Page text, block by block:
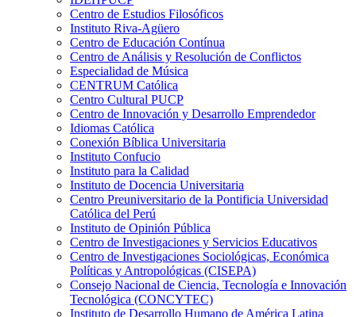
Centro de Estudios Filosóficos
Instituto Riva-Agüero
Centro de Educación Contínua
Centro de Análisis y Resolución de Conflictos
Especialidad de Música
CENTRUM Católica
Centro Cultural PUCP
Centro de Innovación y Desarrollo Emprendedor
Idiomas Católica
Conexión Bíblica Universitaria
Instituto Confucio
Instituto para la Calidad
Instituto de Docencia Universitaria
Centro Preuniversitario de la Pontificia Universidad
Católica del Perú
Instituto de Opinión Pública
Centro de Investigaciones y Servicios Educativos
Centro de Investigaciones Sociológicas, Económica
Políticas y Antropológicas (CISEPA)
Consejo Nacional de Ciencia, Tecnología e Innovación
Tecnológica (CONCYTEC)
Instituto de Desarrollo Humano de América Latina